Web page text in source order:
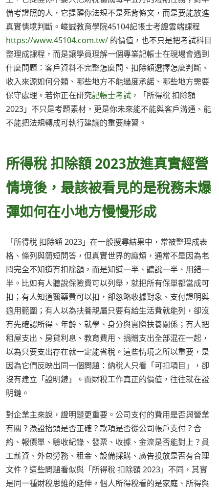
備考證照的人，它提醒你法規不是死背條文，而是要能放進
真實情境判斷。峻誠教育學院45104記帳士考證雲端課程
https://www.45104.com.tw/ 的價值，也不只是把考試科目
整理成課程，而是讓學員理解一個專業記帳士在現場會遇到
什麼問題：客戶資料不完整怎麼問、扣除額選擇怎麼判斷、
收入來源如何分類、哪些地方不能過度承諾、哪些地方需要
保守處理。若你正在研究記帳士考試 ，「所得稅 扣除額
2023」不只是考題素材，更是你未來能不能與客戶溝通、能
不能把法規轉成可執行建議的重要練習。
所得稅 扣除額 2023放進真實經營
情境後，最該被看見的是稅務未爆
彈如何在小地方慢慢形成
「所得稅 扣除額 2023」在一般搜尋結果中，常被整理成表
格、條列與簡短問答，但真實世界的麻煩，通常不是因為老
闆完全不知道有扣除額，而是知道一半、聽說一半、用錯一
半。比如有人聽說保險費可以列舉，就把所有保單都當成可
扣；有人知道醫藥費可以扣，卻忽略收據對象、支付證明與
適用範圍；有人以為扶養親屬只要有給生活費就能列，卻沒
有先確認所得、年齡、就學、身分與實際扶養關係；有人把
租屋支出、房貸利息、教育費用、捐贈支出全部混在一起，
以為只要支出存在就一定能省稅。這些情境之所以重要，是
因為它們反映出同一個問題：納稅人只看「可扣項目」，卻
沒有建立「證明鏈」。而財稅工作真正的價值，往往就在證
明鏈。
對企業主來說，證明鏈更重要。公司支付的費用是否與營業
有關？憑證抬頭是否正確？款項是否從公司帳戶支付？合
約、報價單、驗收紀錄、發票、收據、金流是否能對上？員
工薪資、外包勞務、租金、設備採購、廣告投放是否有合理
文件？這些問題看似與「所得稅 扣除額 2023」不同，其實
是同一種財稅思維的延伸。個人所得稅看的是家庭、所得與